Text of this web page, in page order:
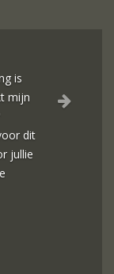
is
mijn
dit
jullie